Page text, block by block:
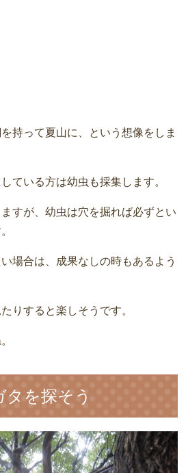
持って夏山に、という想像をしま
ている方は幼虫も採集します。
すが、幼虫は穴を掘れば必ずとい
場合は、成果なしの時もあるよう
りすると楽しそうです。
タを探そう